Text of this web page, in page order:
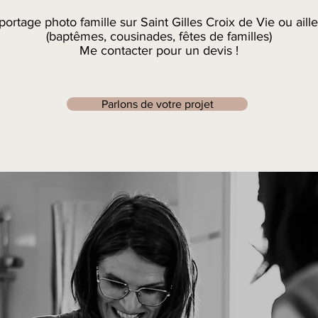
photo famille sur Saint Gilles Croix de Vie ou
(baptêmes, cousinades, fêtes de familles)
Me contacter pour un devis !
Parlons de votre projet